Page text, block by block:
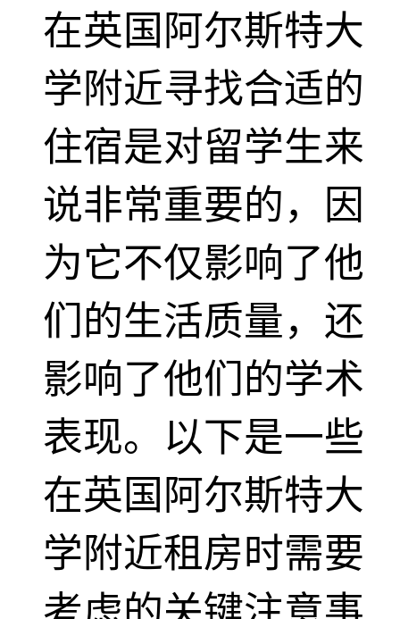
在英国阿尔斯特大
学附近寻找合适的
住宿是对留学生来
说非常重要的，因
为它不仅影响了他
们的生活质量，还
影响了他们的学术
表现。以下是一些
在英国阿尔斯特大
学附近租房时需要